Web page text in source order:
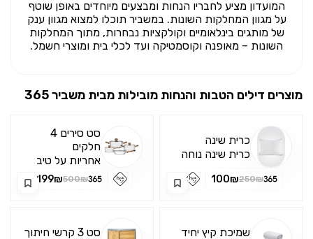
המועדון מציע לחבריו הנחות ומבצעים מיוחדים באופן שוטף
על מגוון המחלקות השונות. במשביר תוכלו למצוא מגוון ענק
של מותגים בינלאומיים וקולקציות נבחרות, מתוך המחלקות
השונות – מאופנה וקוסמטיקה ועד לכלי בית ומוצרי חשמל.
מוצרים דילים הטבות והנחות מובילות מבית משביר 365
כרית שינה
כרית שינה נוחה
מיקרופייבר מבית
ומספקים תמיכה
250₪
100₪
סט סירים 4
חלקים
אחריות על טיב
המוצר בעת
קבלתו
500₪
199₪
שמיכת קיץ יחיד
סט 3 קרשי חיתוך